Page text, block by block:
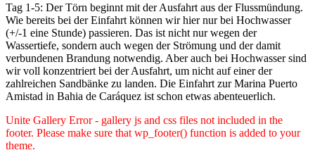
Tag 1-5: Der Törn beginnt mit der Ausfahrt aus der Flussmündung.
Wie bereits bei der Einfahrt können wir hier nur bei Hochwasser
(+/-1 eine Stunde) passieren. Das ist nicht nur wegen der
Wassertiefe, sondern auch wegen der Strömung und der damit
verbundenen Brandung notwendig. Aber auch bei Hochwasser sind
wir voll konzentriert bei der Ausfahrt, um nicht auf einer der
zahlreichen Sandbänke zu landen. Die Einfahrt zur Marina Puerto
Amistad in Bahia de Caráquez ist schon etwas abenteuerlich.
Unite Gallery Error - gallery js and css files not included in the
footer. Please make sure that wp_footer() function is added to your
theme.